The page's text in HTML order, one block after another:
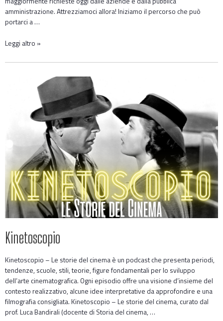
amministrazione. Attrezziamoci allora! Iniziamo il percorso che può
portarci a …
Leggi altro »
Kinetoscopio
Kinetoscopio – Le storie del cinema è un podcast che presenta periodi,
tendenze, scuole, stili, teorie, figure fondamentali per lo sviluppo
dell’arte cinematografica. Ogni episodio offre una visione d’insieme del
contesto realizzativo, alcune idee interpretative da approfondire e una
filmografia consigliata. Kinetoscopio – Le storie del cinema, curato dal
prof. Luca Bandirali (docente di Storia del cinema, …